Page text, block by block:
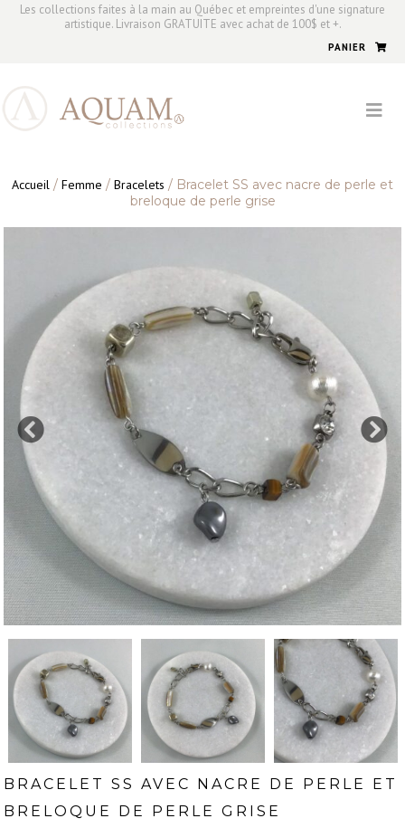
Les collections faites à la main au Québec et empreintes d'une signature
artistique. Livraison GRATUITE avec achat de 100$ et +.
PANIER
Accueil / Femme / Bracelets / Bracelet SS avec nacre de perle et
breloque de perle grise
BRACELET SS AVEC NACRE DE PERLE ET
BRELOQUE DE PERLE GRISE